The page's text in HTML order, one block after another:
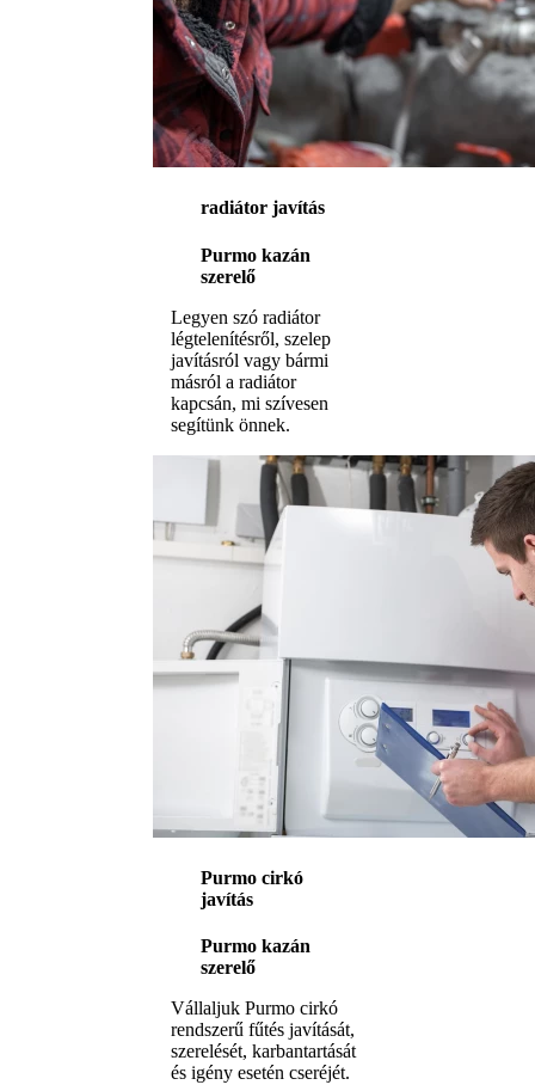
radiátor javítás
Purmo kazán
szerelő
Legyen szó radiátor
légtelenítésről, szelep
javításról vagy bármi
másról a radiátor
kapcsán, mi szívesen
segítünk önnek.
Purmo cirkó
javítás
Purmo kazán
szerelő
Vállaljuk Purmo cirkó
rendszerű fűtés javítását,
szerelését, karbantartását
és igény esetén cseréjét.